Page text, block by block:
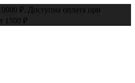
₽. Доступна оплата при
1500 ₽